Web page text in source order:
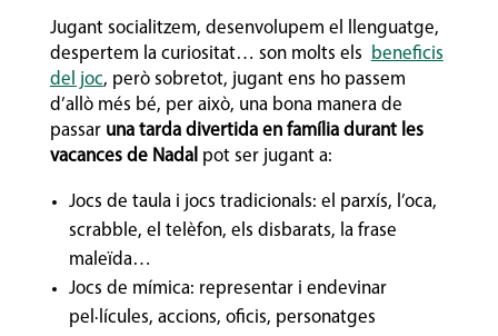
Jugant socialitzem, desenvolupem el llenguatge,
despertem la curiositat… son molts els
beneficis
del joc, però sobretot, jugant ens ho passem
d’allò més bé, per això, una bona manera de
passar una tarda divertida en família durant les
vacances de Nadal pot ser jugant a:
Jocs de taula i jocs tradicionals: el parxís, l’oca,
scrabble, el telèfon, els disbarats, la frase
maleïda…
Jocs de mímica: representar i endevinar
pel·lícules, accions, oficis, personatges